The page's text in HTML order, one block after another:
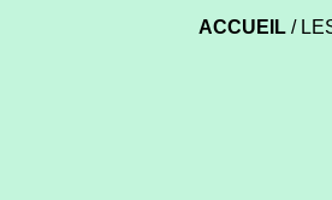
ACCUEIL/